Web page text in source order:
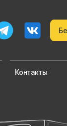
Контакты